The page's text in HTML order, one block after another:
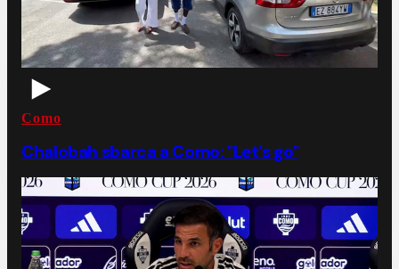
Como
Chalobah sbarca a Como: "Let's go"